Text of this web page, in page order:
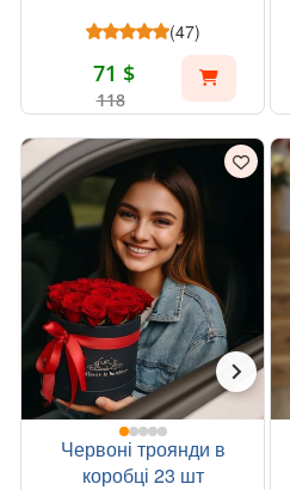
(47)
71 $
118
Червоні троянди в
коробці 23 шт